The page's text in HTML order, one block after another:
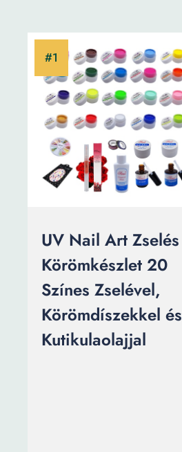
UV Nail Art Zselés
Körömkészlet 20
Színes Zselével,
Körömdíszekkel és
Kutikulaolajjal